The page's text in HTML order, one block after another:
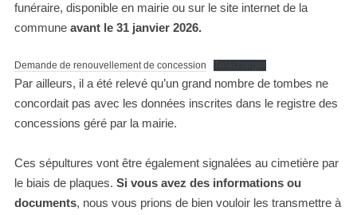
funéraire, disponible en mairie ou sur le site internet de la
commune avant le 31 janvier 2026.
Demande de renouvellement de concession
Par ailleurs, il a été relevé qu’un grand nombre de tombes ne
concordait pas avec les données inscrites dans le registre des
concessions géré par la mairie.
Ces sépultures vont être également signalées au cimetière par
le biais de plaques. Si vous avez des informations ou
documents, nous vous prions de bien vouloir les transmettre à